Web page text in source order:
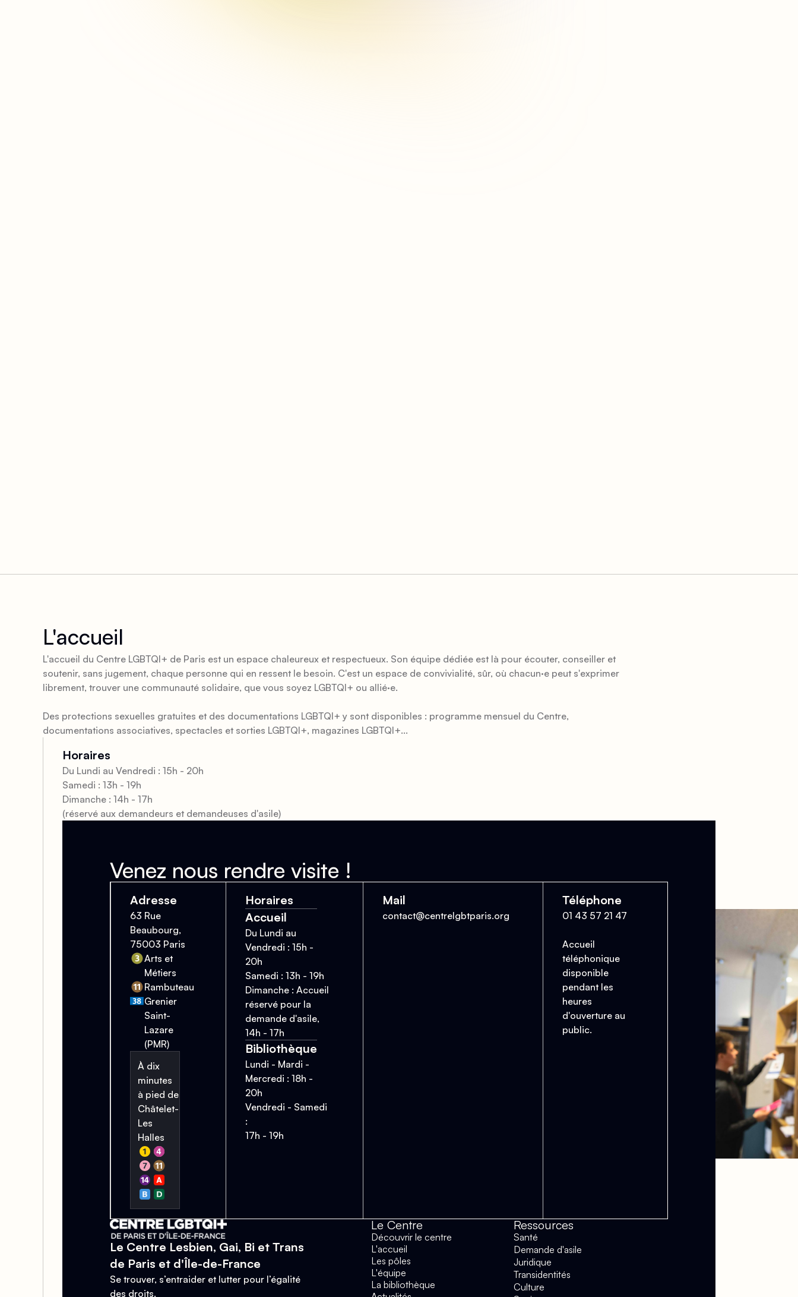
L'accueil
L'accueil du Centre LGBTQI+ de Paris est un espace chaleureux et respectueux. Son équipe dédiée est là pour écouter, conseiller et
soutenir, sans jugement, chaque personne qui en ressent le besoin. C'est un espace de convivialité, sûr, où chacun·e peut s'exprimer
librement, trouver une communauté solidaire, que vous soyez LGBTQI+ ou allié·e.
Des protections sexuelles gratuites et des documentations LGBTQI+ y sont disponibles : programme mensuel du Centre,
documentations associatives, spectacles et sorties LGBTQI+, magazines LGBTQI+...
Horaires
Du Lundi au Vendredi : 15h - 20h
Samedi : 13h - 19h
Dimanche : 14h - 17h
(réservé aux demandeurs et demandeuses d'asile)
Venez nous rendre visite !
Adresse
63 Rue
Beaubourg,
75003 Paris
Arts et
Métiers
Rambuteau
Grenier
Saint-
Lazare
(PMR)
À dix
minutes
à pied de
Châtelet-
Les
Halles
Horaires
Accueil
Du Lundi au
Vendredi : 15h -
20h
Samedi : 13h - 19h
Dimanche : Accueil
réservé pour la
demande d'asile,
14h - 17h
Bibliothèque
Lundi - Mardi -
Mercredi : 18h -
20h
Vendredi - Samedi
:
17h - 19h
Mail
contact@centrelgbtparis.org
Téléphone
01 43 57 21 47
Accueil
téléphonique
disponible
pendant les
heures
d'ouverture au
public.
Le Centre Lesbien, Gai, Bi et Trans
de Paris et d'Île-de-France
Se trouver, s’entraider et lutter pour l’égalité
des droits.
Le Centre
Découvrir le centre
L'accueil
Les pôles
L'équipe
La bibliothèque
Ressources
Santé
Demande d'asile
Juridique
Transidentités
Culture